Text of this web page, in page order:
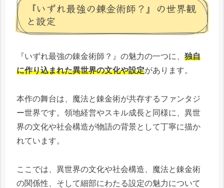
『いずれ最強の錬金術師？』の世界観
と設定
『いずれ最強の錬金術師？』の魅力の一つに、 独自
に作り込まれた異世界の文化や設定があります。
本作の舞台は、魔法と錬金術が共存するファンタジ
ー世界です。領地経営やスキル成長と同様に、異世
界の文化や社会構造が物語の背景として丁寧に描か
れています。
ここでは、異世界の文化や社会構造、魔法と錬金術
の関係性、そして細部にわたる設定の魅力について